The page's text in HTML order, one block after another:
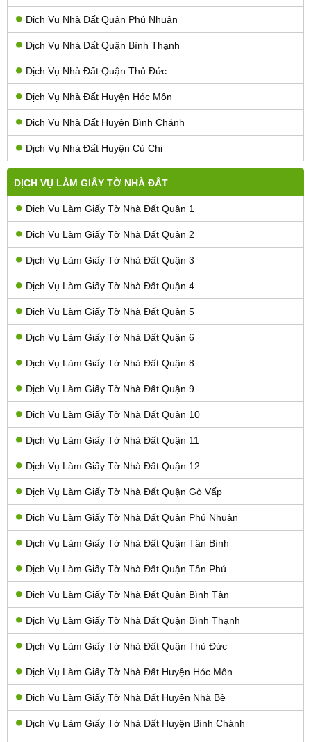
Dịch Vụ Nhà Đất Quận Phú Nhuận
Dịch Vụ Nhà Đất Quận Bình Thạnh
Dịch Vụ Nhà Đất Quận Thủ Đức
Dịch Vụ Nhà Đất Huyện Hóc Môn
Dịch Vụ Nhà Đất Huyện Bình Chánh
Dịch Vụ Nhà Đất Huyện Củ Chi
DỊCH VỤ LÀM GIẤY TỜ NHÀ ĐẤT
Dịch Vụ Làm Giấy Tờ Nhà Đất Quận 1
Dịch Vụ Làm Giấy Tờ Nhà Đất Quận 2
Dịch Vụ Làm Giấy Tờ Nhà Đất Quận 3
Dịch Vụ Làm Giấy Tờ Nhà Đất Quận 4
Dịch Vụ Làm Giấy Tờ Nhà Đất Quận 5
Dịch Vụ Làm Giấy Tờ Nhà Đất Quận 6
Dịch Vụ Làm Giấy Tờ Nhà Đất Quận 8
Dịch Vụ Làm Giấy Tờ Nhà Đất Quận 9
Dịch Vụ Làm Giấy Tờ Nhà Đất Quận 10
Dịch Vụ Làm Giấy Tờ Nhà Đất Quận 11
Dịch Vụ Làm Giấy Tờ Nhà Đất Quận 12
Dịch Vụ Làm Giấy Tờ Nhà Đất Quận Gò Vấp
Dịch Vụ Làm Giấy Tờ Nhà Đất Quận Phú Nhuận
Dịch Vụ Làm Giấy Tờ Nhà Đất Quận Tân Bình
Dịch Vụ Làm Giấy Tờ Nhà Đất Quận Tân Phú
Dịch Vụ Làm Giấy Tờ Nhà Đất Quận Bình Tân
Dịch Vụ Làm Giấy Tờ Nhà Đất Quận Bình Thạnh
Dịch Vụ Làm Giấy Tờ Nhà Đất Quận Thủ Đức
Dịch Vụ Làm Giấy Tờ Nhà Đất Huyện Hóc Môn
Dịch Vụ Làm Giấy Tờ Nhà Đất Huyên Nhà Bè
Dịch Vụ Làm Giấy Tờ Nhà Đất Huyện Bình Chánh